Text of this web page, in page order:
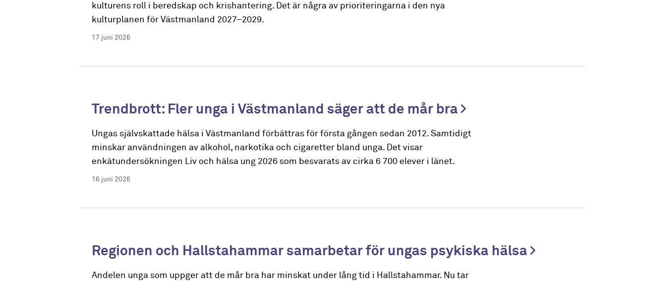
kulturens roll i beredskap och krishantering. Det är några av prioriteringarna i den nya
kulturplanen för Västmanland 2027–2029.
17 juni 2026
Trendbrott: Fler unga i Västmanland säger att de mår bra
Ungas självskattade hälsa i Västmanland förbättras för första gången sedan 2012. Samtidigt
minskar användningen av alkohol, narkotika och cigaretter bland unga. Det visar
enkätundersökningen Liv och hälsa ung 2026 som besvarats av cirka 6 700 elever i länet.
16 juni 2026
Regionen och Hallstahammar samarbetar för ungas psykiska hälsa
Andelen unga som uppger att de mår bra har minskat under lång tid i Hallstahammar. Nu tar